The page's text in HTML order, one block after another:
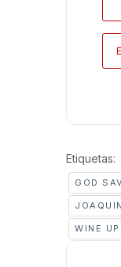
Etiquetas:
GOD
WINE UP